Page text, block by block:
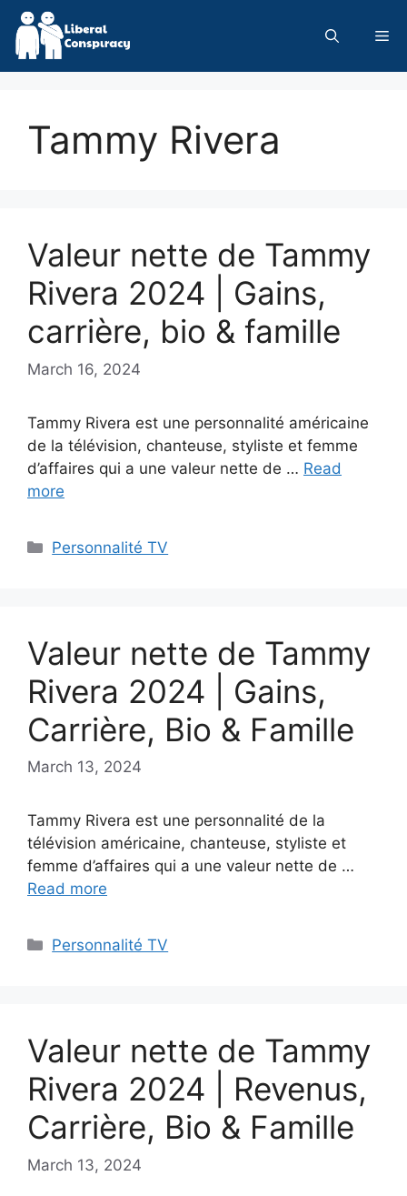
Skip
content
Tammy Rivera
Valeur nette de Tammy
Rivera 2024 | Gains,
carrière, bio & famille
March 16, 2024
Tammy Rivera est une personnalité américaine
de la télévision, chanteuse, styliste et femme
d’affaires qui a une valeur nette de … Read
more
Categories
Personnalité TV
Valeur nette de Tammy
Rivera 2024 | Gains,
Carrière, Bio & Famille
March 13, 2024
Tammy Rivera est une personnalité de la
télévision américaine, chanteuse, styliste et
femme d’affaires qui a une valeur nette de …
Read more
Categories
Personnalité TV
Valeur nette de Tammy
Rivera 2024 | Revenus,
Carrière, Bio & Famille
March 13, 2024